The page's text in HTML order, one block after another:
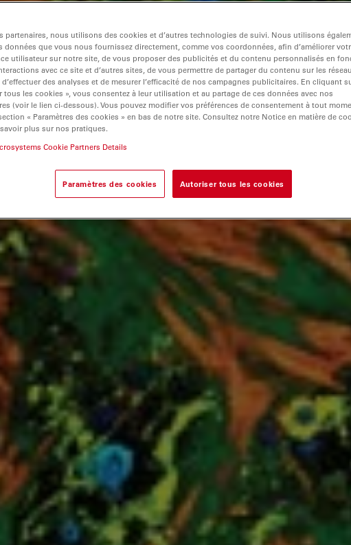
partenaires, nous utilisons des cookies et d’autres technologies de suivi. Nous utilisons
données que vous nous fournissez directement, comme vos coordonnées, afin d’améliorer
utilisateur sur notre site, de vous proposer des publicités et du contenu personnalisés en
avec ce site et d’autres sites, de vous permettre de partager du contenu sur les
des analyses et de mesurer l’efficacité de nos campagnes publicitaires. En cliquant
tous les cookies », vous consentez à leur utilisation et au partage de ces données avec nos
(voir le lien ci-dessous). Vous pouvez modifier vos préférences de consentement à tout
« Paramètres des cookies » en bas de notre site. Consultez notre Notice en matière de
plus sur nos pratiques.
Cookie Partners Details
Paramètres des cookies Autoriser tous les cookies